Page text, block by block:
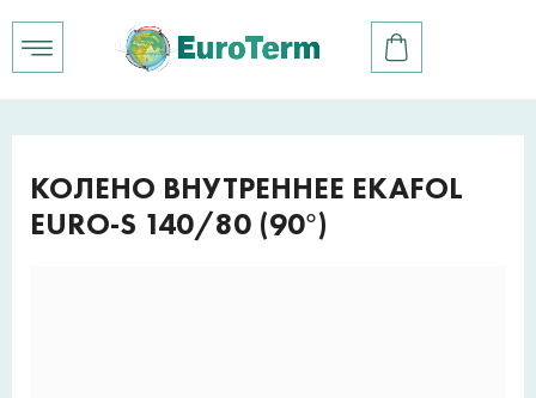
КОЛЕНО ВНУТРЕННЕЕ EKAFOL
EURO-S 140/80 (90°)